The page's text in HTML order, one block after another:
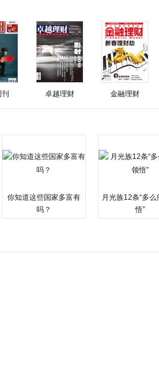
卓越理财 金融理财
你知道这些国家多富有
吗？
月光族12条“多么
悟”